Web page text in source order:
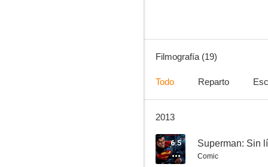
Superman: Sin límites
Filmografía (19)
Todo Reparto
2013
6.5 Superman: Sin
Comic